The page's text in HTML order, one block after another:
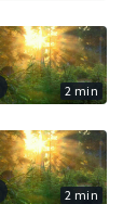
2 min
2 min